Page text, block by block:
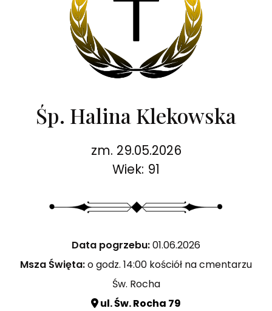
Śp. Halina Klekowska
zm. 29.05.2026
Wiek: 91
Data pogrzebu:01.06.2026
Msza Święta:o godz. 14:00 kościół na cmentarzu
Św. Rocha
ul. Św. Rocha 79